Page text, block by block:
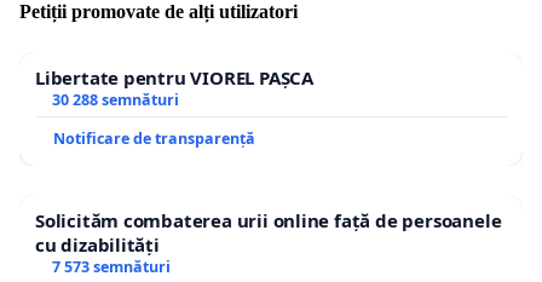
Petiții promovate de alți utilizatori
Libertate pentru VIOREL PAȘCA
30 288 semnături
Notificare de transparență
Solicităm combaterea urii online față de persoanele
cu dizabilități
7 573 semnături